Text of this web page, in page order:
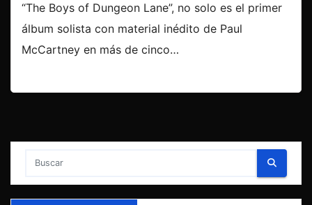
“The Boys of Dungeon Lane”, no solo es el primer
álbum solista con material inédito de Paul
McCartney en más de cinco…